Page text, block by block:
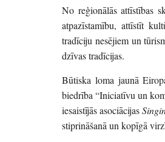
No reģionālās attīstības
atpazīstamību, attīstīt
tradīciju nesējiem un
dzīvas tradīcijas.
Būtiska loma jaunā
biedrība “Iniciatīvu un
iesaistījās asociācijas
stiprināšanā un kopīgā